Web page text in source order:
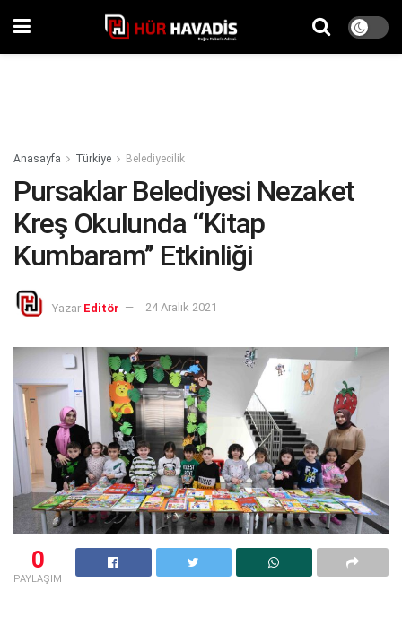
Anasayfa Türkiye Belediyecilik
Pursaklar Belediyesi Nezaket
Kreş Okulunda ‘‘Kitap
Kumbaram’’ Etkinliği
Yazar Editör 24 Aralık 2021
0
PAYLAŞIM